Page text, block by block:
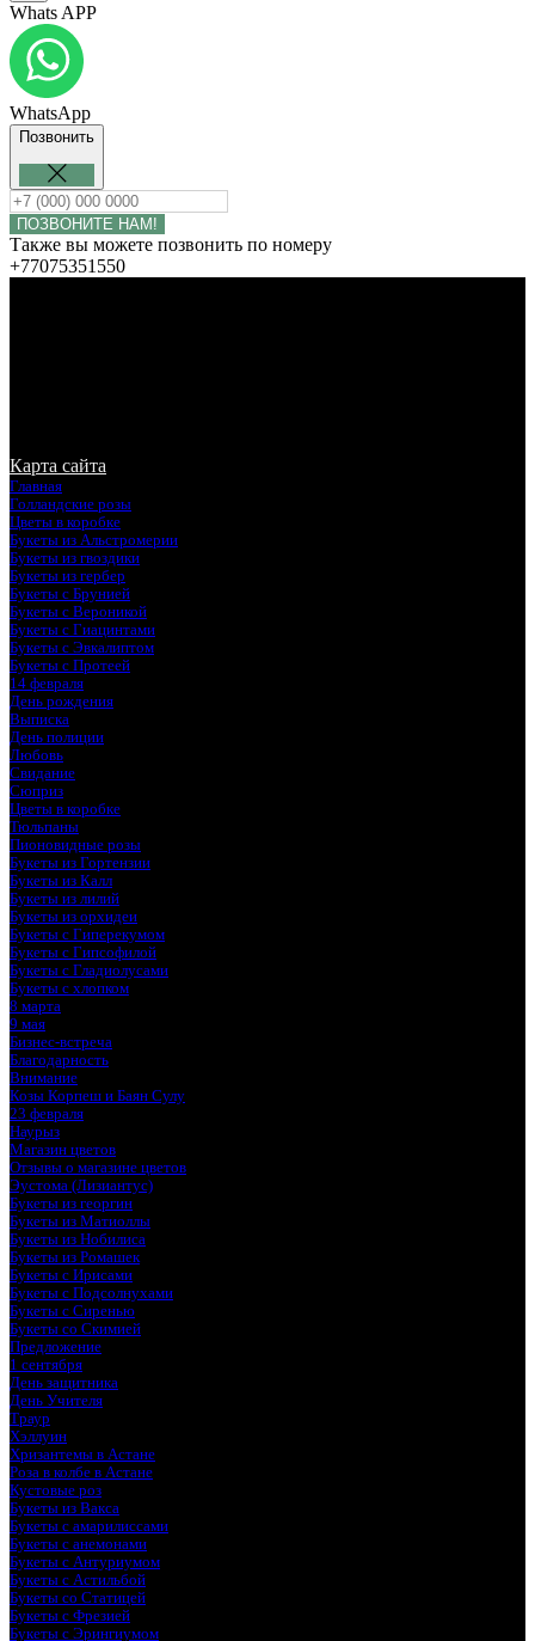
Whats APP
WhatsApp
Позвонить
ПОЗВОНИТЕ НАМ!
Также вы можете позвонить по номеру
+77075351550
Карта сайта
Главная
Голландские розы
Цветы в коробке
Букеты из Альстромерии
Букеты из гвоздики
Букеты из гербер
Букеты с Брунией
Букеты с Вероникой
Букеты с Гиацинтами
Букеты с Эвкалиптом
Букеты с Протеей
14 февраля
День рождения
Выписка
День полиции
Любовь
Свидание
Сюприз
Цветы в коробке
Тюльпаны
Пионовидные розы
Букеты из Гортензии
Букеты из Калл
Букеты из лилий
Букеты из орхидеи
Букеты с Гиперекумом
Букеты с Гипсофилой
Букеты с Гладиолусами
Букеты с хлопком
8 марта
9 мая
Бизнес-встреча
Благодарность
Внимание
Козы Корпеш и Баян Сулу
23 февраля
Наурыз
Магазин цветов
Отзывы о магазине цветов
Эустома (Лизиантус)
Букеты из георгин
Букеты из Матиоллы
Букеты из Нобилиса
Букеты из Ромашек
Букеты с Ирисами
Букеты с Подсолнухами
Букеты с Сиренью
Букеты со Скимией
Предложение
1 сентября
День защитника
День Учителя
Траур
Хэллуин
Хризантемы в Астане
Роза в колбе в Астане
Кустовые роз
Букеты из Вакса
Букеты с амарилиссами
Букеты с анемонами
Букеты с Антуриумом
Букеты с Астильбой
Букеты со Статицей
Букеты с Фрезией
Букеты с Эрингиумом